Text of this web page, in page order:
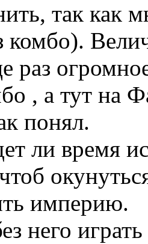
так как
комбо).
раз
, а тут на
понял.
ли время
империю.
него